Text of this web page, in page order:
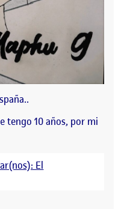
tengo 10 años, por mi
El